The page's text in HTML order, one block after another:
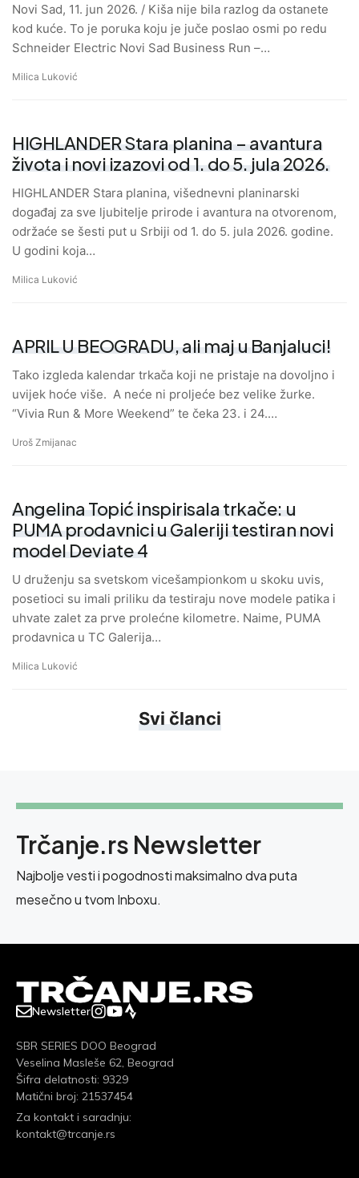
Novi Sad, 11. jun 2026. / Kiša nije bila razlog da ostanete
kod kuće. To je poruka koju je juče poslao osmi po redu
Schneider Electric Novi Sad Business Run –…
Milica Luković
HIGHLANDER Stara planina – avantura
života i novi izazovi od 1. do 5. jula 2026.
HIGHLANDER Stara planina, višednevni planinarski
događaj za sve ljubitelje prirode i avantura na otvorenom,
održaće se šesti put u Srbiji od 1. do 5. jula 2026. godine.
U godini koja…
Milica Luković
APRIL U BEOGRADU, ali maj u Banjaluci!
Tako izgleda kalendar trkača koji ne pristaje na dovoljno i
uvijek hoće više. A neće ni proljeće bez velike žurke.
“Vivia Run & More Weekend” te čeka 23. i 24.…
Uroš Zmijanac
Angelina Topić inspirisala trkače: u
PUMA prodavnici u Galeriji testiran novi
model Deviate 4
U druženju sa svetskom vicešampionkom u skoku uvis,
posetioci su imali priliku da testiraju nove modele patika i
uhvate zalet za prve prolećne kilometre. Naime, PUMA
prodavnica u TC Galerija…
Milica Luković
Svi članci
Trčanje.rs Newsletter
Najbolje vesti i pogodnosti maksimalno dva puta
mesečno u tvom Inboxu.
Newsletter
SBR SERIES DOO Beograd
Veselina Masleše 62, Beograd
Šifra delatnosti: 9329
Matični broj: 21537454
Za kontakt i saradnju:
kontakt@trcanje.rs